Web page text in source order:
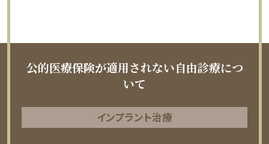
公的医療保険が適用されない自由診療につ
いて
インプラント治療